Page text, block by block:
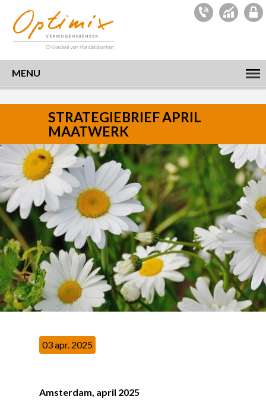
MENU
STRATEGIEBRIEF APRIL
MAATWERK
03 apr. 2025
Amsterdam, april 2025